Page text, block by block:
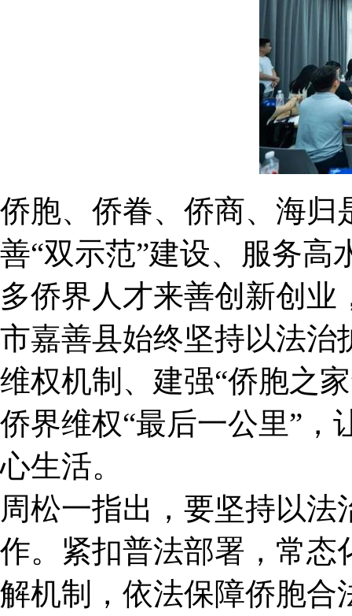
侨胞、侨眷、侨商、海归
善“双示范”建设、服务
多侨界人才来善创新创
市嘉善县始终坚持以法治
维权机制、建强“侨胞之
侨界维权“最后一公里”
心生活。
周松一指出，要坚持以
作。紧扣普法部署，常态
解机制，依法保障侨胞合